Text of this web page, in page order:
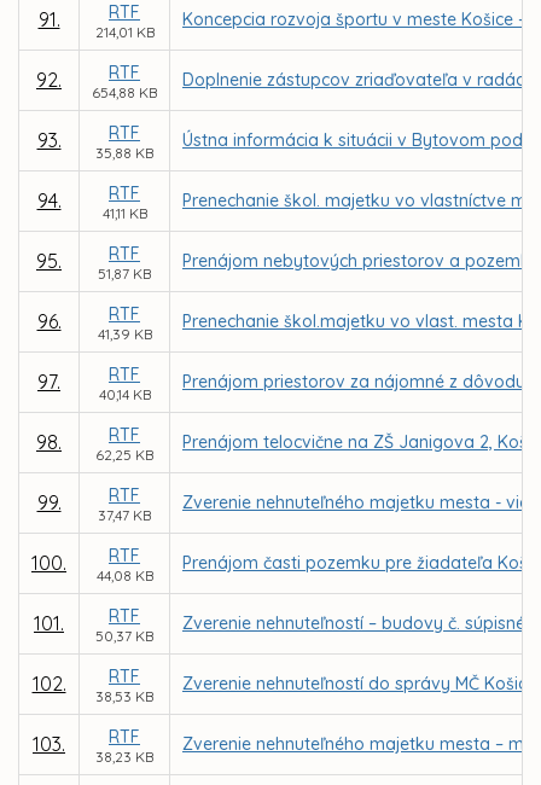
91. RTF
214,01 KB
Koncepcia rozvoja športu v meste Košice -
92. RTF
654,88 KB
Doplnenie zástupcov zriaďovateľa v
93. RTF
35,88 KB
Ústna informácia k situácii v Bytovom
94. RTF
41,11 KB
Prenechanie škol. majetku vo vlastníctve
95. RTF
51,87 KB
Prenájom nebytových priestorov a
96. RTF
41,39 KB
Prenechanie škol.majetku vo vlast. mesta
97. RTF
40,14 KB
Prenájom priestorov za nájomné z dôvodu
98. RTF
62,25 KB
Prenájom telocvične na ZŠ Janigova 2,
99. RTF
37,47 KB
Zverenie nehnuteľného majetku mesta -
100. RTF
44,08 KB
Prenájom časti pozemku pre žiadateľa
101. RTF
50,37 KB
Zverenie nehnuteľností – budovy č. súpisné
102. RTF
38,53 KB
Zverenie nehnuteľností do správy MČ
103. RTF
38,23 KB
Zverenie nehnuteľného majetku mesta –